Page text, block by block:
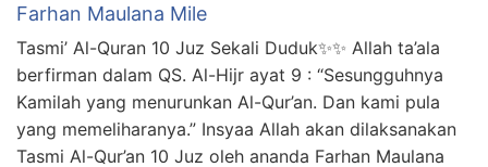
Farhan Maulana Mile
Tasmi’ Al-Quran 10 Juz Sekali Duduk✨✨ Allah ta’ala
berfirman dalam QS. Al-Hijr ayat 9 : “Sesungguhnya
Kamilah yang menurunkan Al-Qur’an. Dan kami pula
yang memeliharanya.” Insyaa Allah akan dilaksanakan
Tasmi Al-Qur’an 10 Juz oleh ananda Farhan Maulana